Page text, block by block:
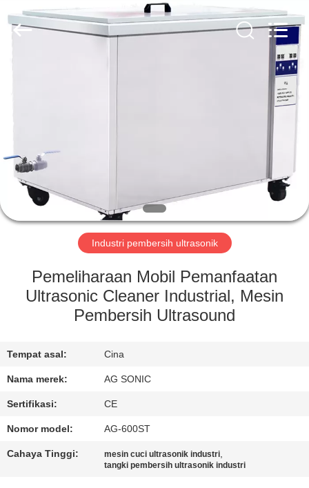
TAMPILAN
VR
TENTANG
TUR
KONTROL
KUALITAS
HUBUNGI
KAMI
limited.
Industri pembersih ultrasonik
Pemeliharaan Mobil Pemanfaatan
Ultrasonic Cleaner Industrial, Mesin
Pembersih Ultrasound
Tempat asal: Cina
Nama merek: AG SONIC
Sertifikasi: CE
Nomor model: AG-600ST
Cahaya Tinggi: mesin cuci ultrasonik industri,
tangki pembersih ultrasonik industri